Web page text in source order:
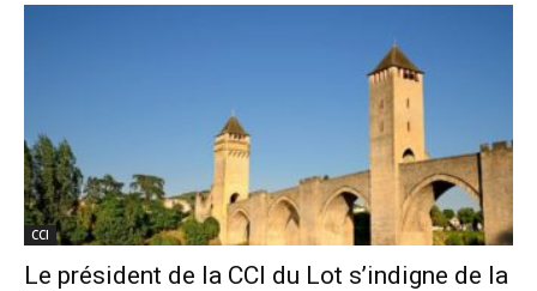
CCI
Le président de la CCI du Lot s’indigne de la